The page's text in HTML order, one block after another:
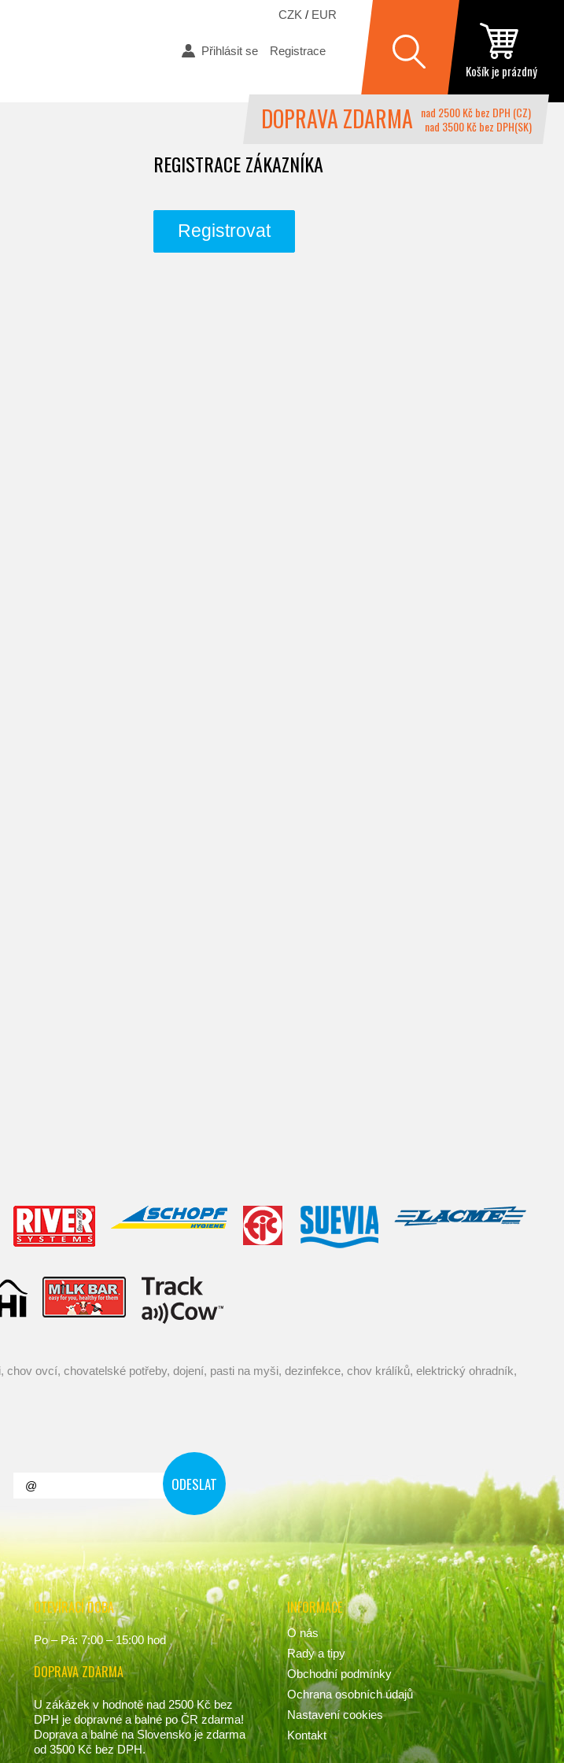
Přihlásit se Registrace
Košík je prázdný
DOPRAVA ZDARMA nad 2500 Kč bez DPH (CZ)
nad 3500 Kč bez DPH(SK)
CZK / EUR
REGISTRACE ZÁKAZNÍKA
Registrovat
OTEVÍRACÍ DOBA
Po – Pá: 7:00 – 15:00 hod
DOPRAVA ZDARMA
U zákázek v hodnotě nad 2500 Kč bez
DPH je dopravné a balné po ČR zdarma!
Doprava a balné na Slovensko je zdarma
od 3500 Kč bez DPH.
INFORMACE
O nás
Rady a tipy
Obchodní podmínky
Ochrana osobních údajů
Nastavení cookies
Kontakt